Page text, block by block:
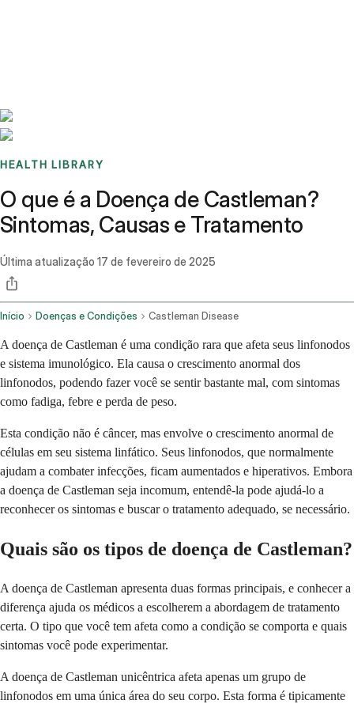
HEALTH LIBRARY
O que é a Doença de Castleman?
Sintomas, Causas e Tratamento
Última atualização 17 de fevereiro de 2025
Início Doenças e Condições Castleman Disease
A doença de Castleman é uma condição rara que afeta seus linfonodos
e sistema imunológico. Ela causa o crescimento anormal dos
linfonodos, podendo fazer você se sentir bastante mal, com sintomas
como fadiga, febre e perda de peso.
Esta condição não é câncer, mas envolve o crescimento anormal de
células em seu sistema linfático. Seus linfonodos, que normalmente
ajudam a combater infecções, ficam aumentados e hiperativos. Embora
a doença de Castleman seja incomum, entendê-la pode ajudá-lo a
reconhecer os sintomas e buscar o tratamento adequado, se necessário.
Quais são os tipos de doença de Castleman?
A doença de Castleman apresenta duas formas principais, e conhecer a
diferença ajuda os médicos a escolherem a abordagem de tratamento
certa. O tipo que você tem afeta como a condição se comporta e quais
sintomas você pode experimentar.
A doença de Castleman unicêntrica afeta apenas um grupo de
linfonodos em uma única área do seu corpo. Esta forma é tipicamente